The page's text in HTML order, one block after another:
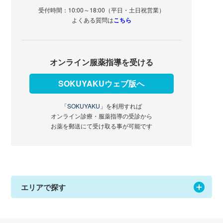
受付時間：10:00～18:00（平日・土日祝営業）
よくある質問はこちら
オンライン服薬指導を受ける
SOKUYAKUウェブ版へ
「SOKUYAKU」 を利用すれば
オンライン診療・服薬指導の受診から
お薬を郵送にて受け取る事が可能です
エリアで探す